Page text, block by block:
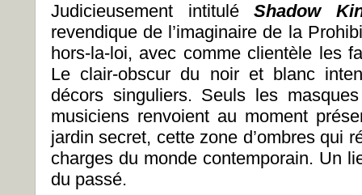
Judicieusement intitulé Shadow
revendique de l’imaginaire de la
hors-la-loi, avec comme clientèle les
Le clair-obscur du noir et blanc
décors singuliers. Seuls les
musiciens renvoient au moment
jardin secret, cette zone d’ombres qui
charges du monde contemporain. Un
du passé.